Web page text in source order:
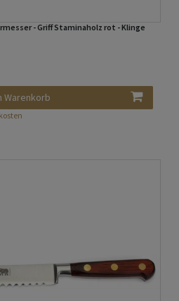
- Griff Staminaholz rot - Klinge
Warenkorb